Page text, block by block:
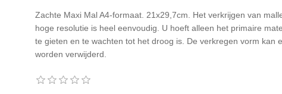
Zachte Maxi Mal A4-formaat. 21x29,7cm. Het verkrijgen van
hoge resolutie is heel eenvoudig. U hoeft alleen het primaire
te gieten en te wachten tot het droog is. De verkregen vorm kan
worden verwijderd.